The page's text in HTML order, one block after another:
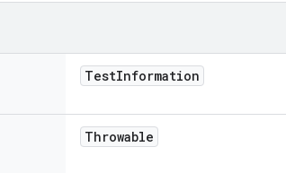
TestInformation
Throwable